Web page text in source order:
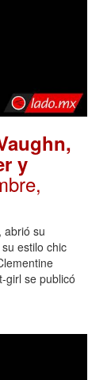
y
abrió su
estilo chic
girl se publicó